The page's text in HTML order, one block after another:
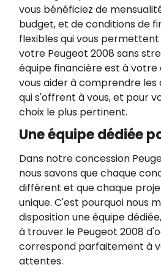
vous bénéficiez de
budget, et de conditions de
flexibles qui vous
votre Peugeot 2008 sans
équipe financière est à votre
vous aider à comprendre
qui s'offrent à vous, et pour
choix le plus pertinent.
Une équipe dédiée
Dans notre concession
nous savons que chaque
différent et que chaque
unique. C'est pourquoi nous
disposition une équipe
à trouver le Peugeot 2008
correspond parfaitement à
attentes.